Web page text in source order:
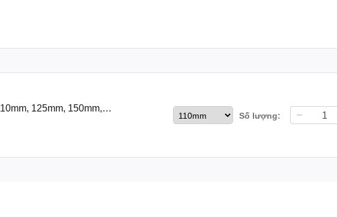
125mm, 150mm,
Số lượng: